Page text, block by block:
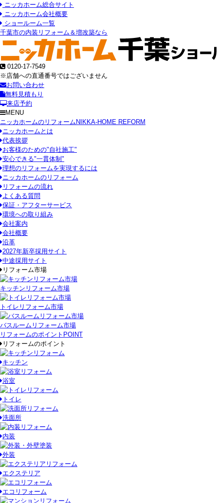
ニッカホーム総合サイト
ニッカホーム会社概要
ショールーム一覧
千葉市の内装リフォーム＆増改築なら
0120-17-7549
※店舗への直通番号ではございません
お問い合わせ
無料見積もり
来店予約
MENU
ニッカホームのリフォーム NIKKA-HOME REFORM
ニッカホームとは
代表挨拶
お客様のための"自社施工"
安心できる"一貫体制"
理想のリフォームを実現するには
ニッカホームのリフォーム
リフォームの流れ
よくある質問
保証・アフターサービス
環境への取り組み
会社案内
会社概要
沿革
2027年新卒採用サイト
中途採用サイト
リフォーム市場
キッチンリフォーム市場
トイレリフォーム市場
バスルームリフォーム市場
リフォームのポイント POINT
リフォームのポイント
キッチン
浴室
トイレ
洗面所
内装
外装
エクステリア
エコリフォーム